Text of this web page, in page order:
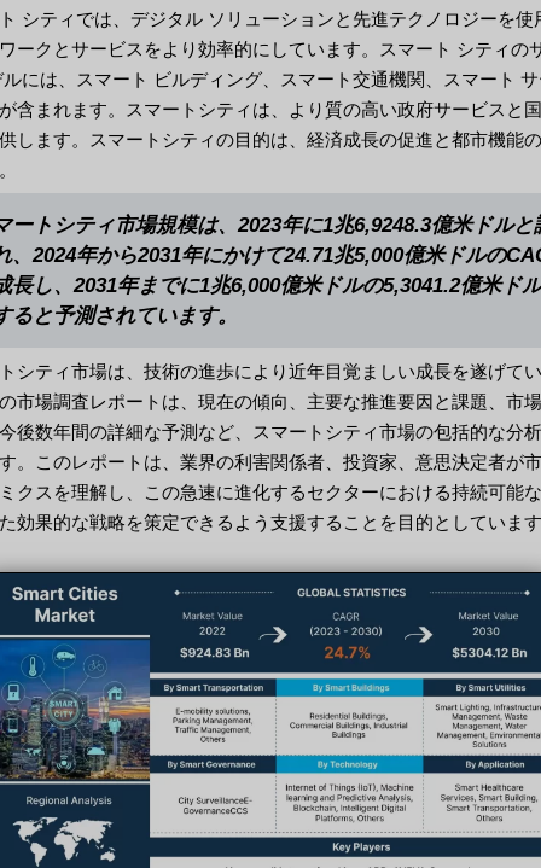
シティでは、デジタル ソリューションと先進テクノロジーを使
ークとサービスをより効率的にしています。スマート シティの
には、スマート ビルディング、スマート交通機関、スマート
含まれます。スマートシティは、より質の高い政府サービスと
します。スマートシティの目的は、経済成長の促進と都市機能
ートシティ市場規模は、2023年に1兆6,9248.3億米ドルと
、2024年から2031年にかけて24.71兆5,000億米ドルの
長し、2031年までに1兆6,000億米ドルの5,3041.2億米ド
ると予測されています。
シティ市場は、技術の進歩により近年目覚ましい成長を遂げて
市場調査レポートは、現在の傾向、主要な推進要因と課題、市
後数年間の詳細な予測など、スマートシティ市場の包括的な分
。このレポートは、業界の利害関係者、投資家、意思決定者が
クスを理解し、この急速に進化するセクターにおける持続可能
効果的な戦略を策定できるよう支援することを目的としていま